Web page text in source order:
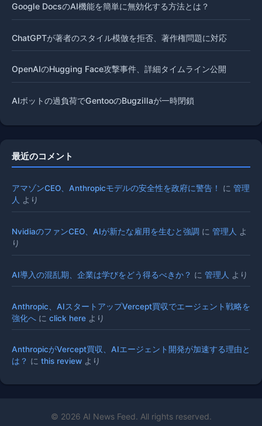
Google DocsのAI機能を簡単に無効化する方法とは？
ChatGPTが著者のスタイル模倣を拒否、著作権問題に対応
OpenAIのHugging Face攻撃事件、詳細タイムライン公開
AIボットの過負荷でGentooのBugzillaが一時閉鎖
最近のコメント
アマゾンCEO、Anthropicモデルの安全性を政府に警告！ に 管理
人 より
NvidiaのファンCEO、AIが新たな雇用を生むと強調 に 管理人 よ
り
AI導入の混乱期、企業は学びをどう得るべきか？ に 管理人 より
Anthropic、AIスタートアップVercept買収でエージェント戦略を
強化へ に click here より
AnthropicがVercept買収、AIエージェント開発が加速する理由と
は？ に this review より
© 2026 AI News Feed. All rights reserved.